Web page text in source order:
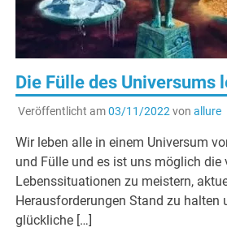
Die Fülle des Universums
Veröffentlicht am03/11/2022 von allure
Wir leben alle in einem Universum
und Fülle und es ist uns möglich die
Lebenssituationen zu meistern,
Herausforderungen Stand zu halten
glückliche […]